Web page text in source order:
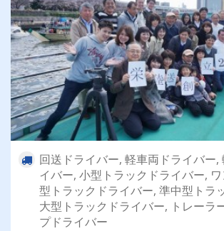
回送ドライバー, 軽車両ドライバー,
イバー, 小型トラックドライバー,
型トラックドライバー, 準中型トラ
大型トラックドライバー, トレーラ
プドライバー